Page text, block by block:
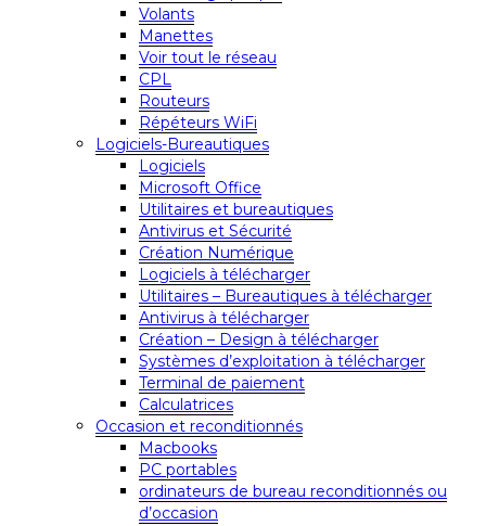
Volants
Manettes
Voir tout le réseau
CPL
Routeurs
Répéteurs WiFi
Logiciels-Bureautiques
Logiciels
Microsoft Office
Utilitaires et bureautiques
Antivirus et Sécurité
Création Numérique
Logiciels à télécharger
Utilitaires – Bureautiques à télécharger
Antivirus à télécharger
Création – Design à télécharger
Systèmes d’exploitation à télécharger
Terminal de paiement
Calculatrices
Occasion et reconditionnés
Macbooks
PC portables
ordinateurs de bureau reconditionnés ou
d’occasion